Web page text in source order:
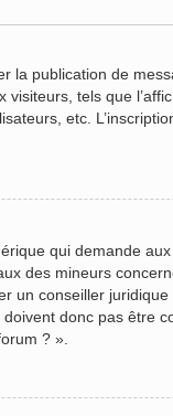
la publication de
tels que
etc.
qui demande
des mineurs
conseiller
donc pas être
? ».